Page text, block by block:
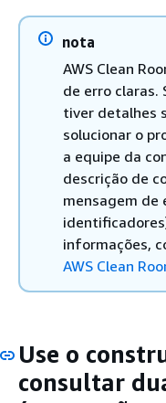
nota
AWS Clean
de erro claras.
tiver detalhes
solucionar o
a equipe da
descrição de
mensagem de
informações,
AWS Clean
Use o
consultar